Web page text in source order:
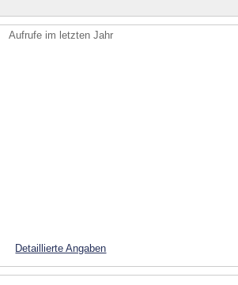
Aufrufe im letzten Jahr
Detaillierte Angaben